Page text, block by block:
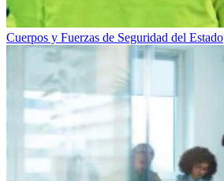
Cuerpos y Fuerzas de Seguridad del Estado